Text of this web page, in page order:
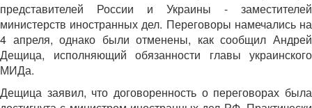
представителей России и Украины - заместителей
министерств иностранных дел. Переговоры намечались на
4 апреля, однако были отменены, как сообщил Андрей
Дещица, исполняющий обязанности главы украинского
МИДа.
Дещица заявил, что договоренность о переговорах была